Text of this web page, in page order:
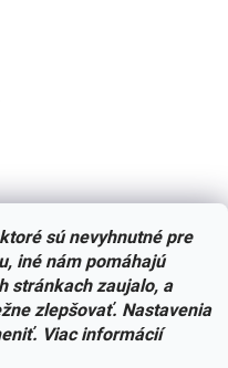
sú nevyhnutné pre
iné nám pomáhajú
stránkach zaujalo, a
zlepšovať. Nastavenia
Viac informácií